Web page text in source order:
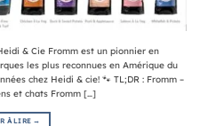
& Cie Fromm est un pionnier en
les plus reconnues en Amérique du
chez Heidi & cie! 🐾 TL;DR : Fromm –
et chats Fromm […]
À LIRE →